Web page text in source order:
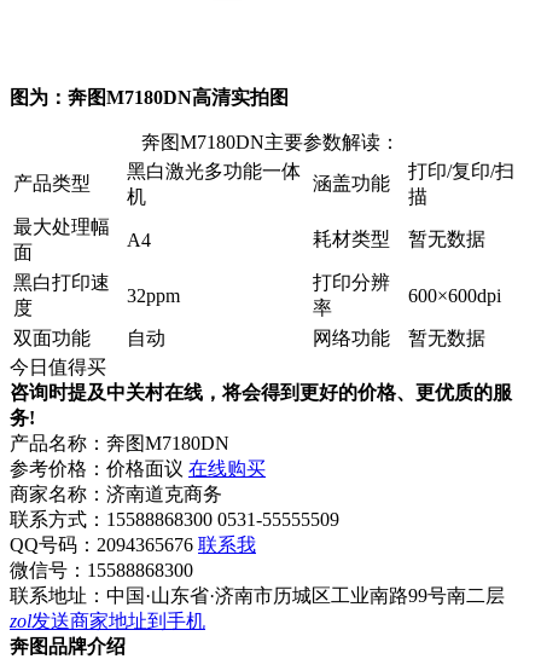
图为：奔图M7180DN高清实拍图
奔图M7180DN主要参数解读：
产品类型
黑白激光多功能一体
机
涵盖功能
打印/复印/扫
描
最大处理幅
面
A4 耗材类型 暂无数据
黑白打印速
度
32ppm
打印分辨
率
600×600dpi
双面功能 自动 网络功能
暂无数据
今日值得买
咨询时提及中关村在线，将会得到更好的价格、更优质的服
务!
产品名称： 奔图M7180DN
参考价格： 价格面议 在线购买
商家名称： 济南道克商务
联系方式： 15588868300 0531-55555509
QQ号码：2094365676 联系我
微信号： 15588868300
联系地址： 中国·山东省·济南市历城区工业南路99号南二层
zol发送商家地址到手机
奔图品牌介绍